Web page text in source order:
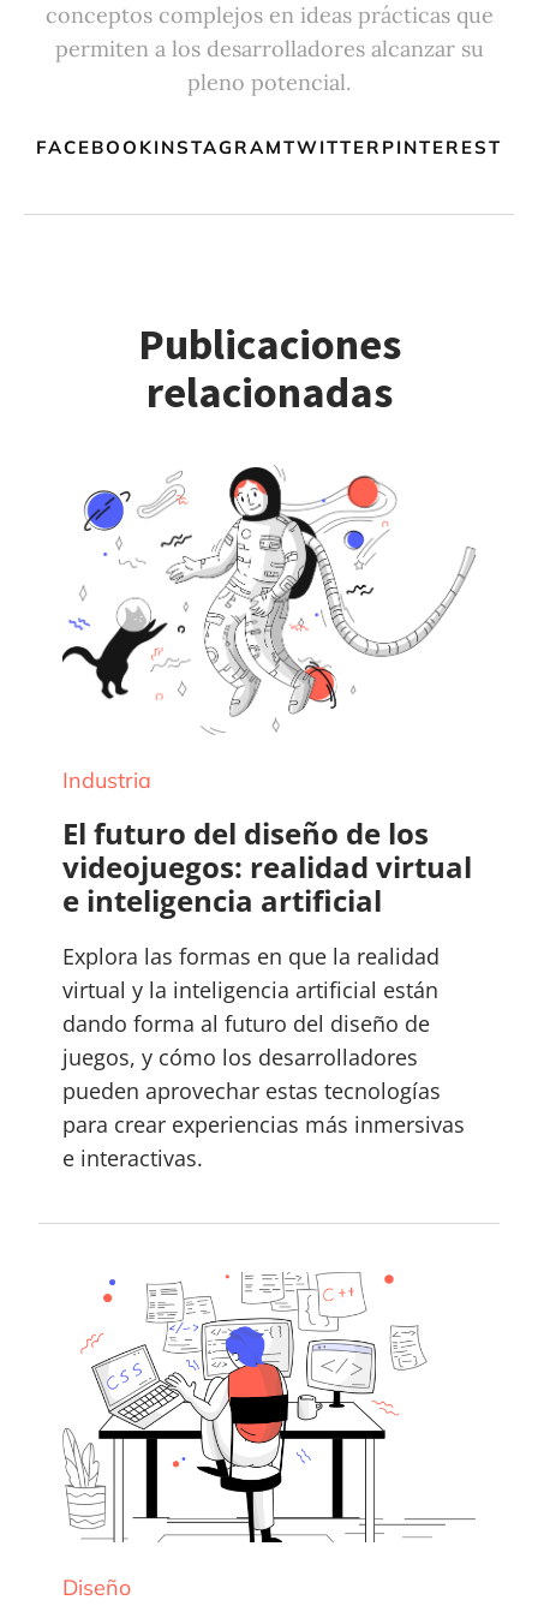
conceptos complejos en ideas prácticas que
permiten a los desarrolladores alcanzar su
pleno potencial.
FACEBOOKINSTAGRAMTWITTERPINTEREST
Publicaciones
relacionadas
Industria
El futuro del diseño de los
videojuegos: realidad virtual
e inteligencia artificial
Explora las formas en que la realidad
virtual y la inteligencia artificial están
dando forma al futuro del diseño de
juegos, y cómo los desarrolladores
pueden aprovechar estas tecnologías
para crear experiencias más inmersivas
e interactivas.
Diseño